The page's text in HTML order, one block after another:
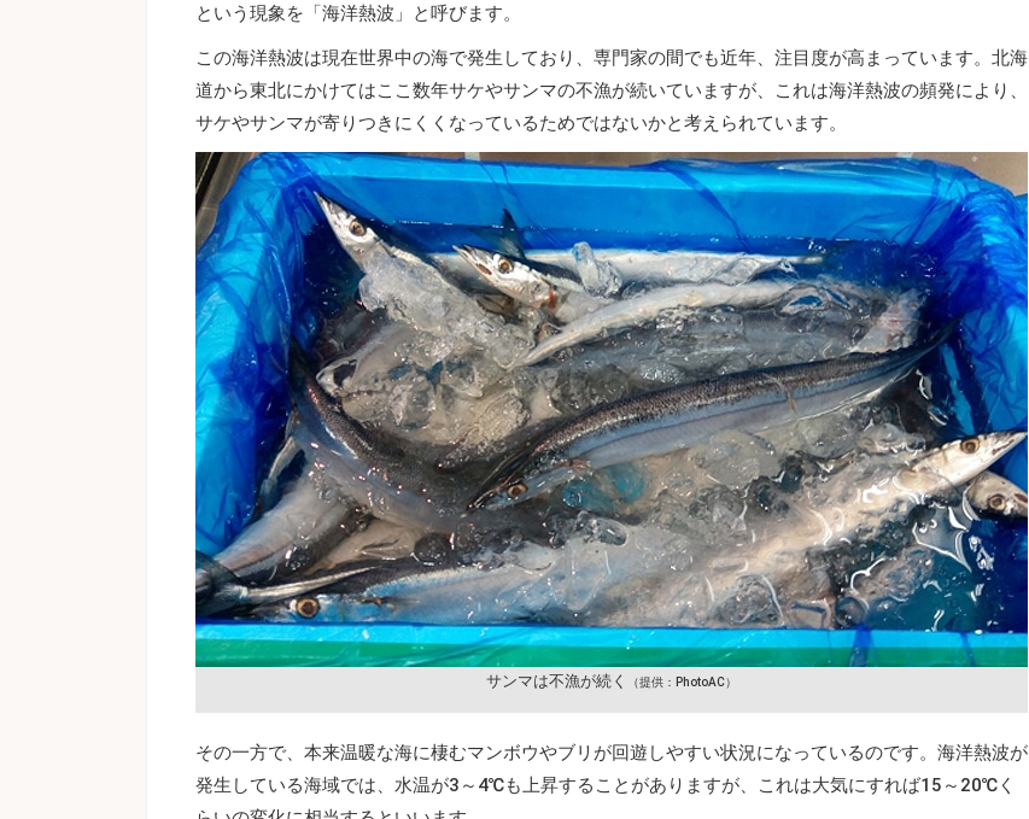
という現象を「海洋熱波」と呼びます。
この海洋熱波は現在世界中の海で発生しており、専門家の間でも近年、注目度が高まっています。北海
道から東北にかけてはここ数年サケやサンマの不漁が続いていますが、これは海洋熱波の頻発により、
サケやサンマが寄りつきにくくなっているためではないかと考えられています。
サンマは不漁が続く （提供：PhotoAC）
その一方で、本来温暖な海に棲むマンボウやブリが回遊しやすい状況になっているのです。海洋熱波が
発生している海域では、水温が3～4℃も上昇することがありますが、これは大気にすれば15～20℃く